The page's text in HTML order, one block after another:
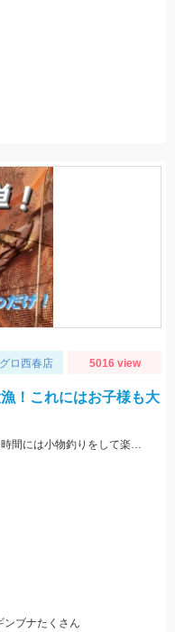
ロ西春店 5016 view
！これにはお子様も大
餌は集魚ペレットを使用！お魚キラーの待ち時間には小物釣りをして楽しみましょう！
ンブナたくさん